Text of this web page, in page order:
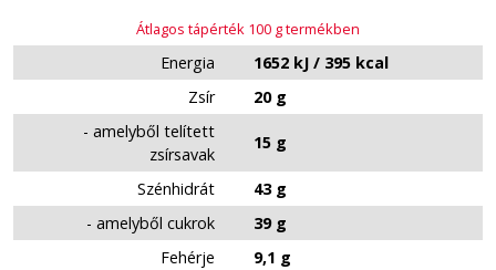
Átlagos tápérték 100 g termékben
Energia
1652 kJ / 395 kcal
Zsír
20 g
- amelyből telített
zsírsavak
15 g
Szénhidrát
43 g
- amelyből cukrok
39 g
Fehérje
9,1 g